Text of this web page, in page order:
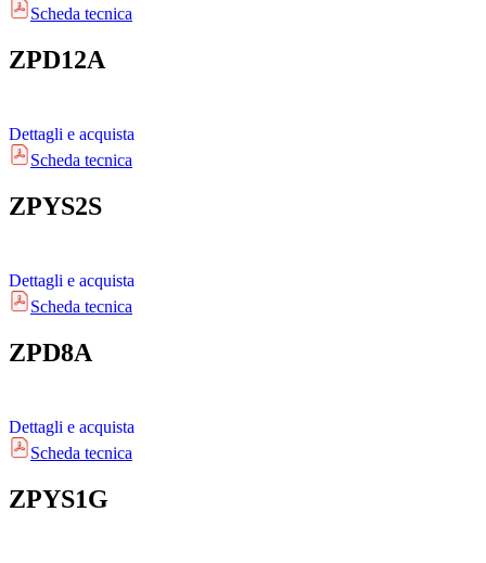
Scheda tecnica
ZPD12A
Dettagli e acquista
Scheda tecnica
ZPYS2S
Dettagli e acquista
Scheda tecnica
ZPD8A
Dettagli e acquista
Scheda tecnica
ZPYS1G